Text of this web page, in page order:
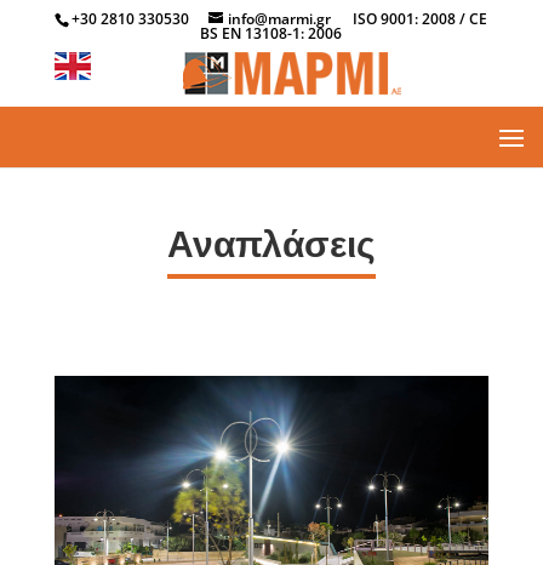
+30 2810 330530 info@marmi.gr ISO 9001: 2008 / CE
BS EN 13108-1: 2006
Αναπλάσεις